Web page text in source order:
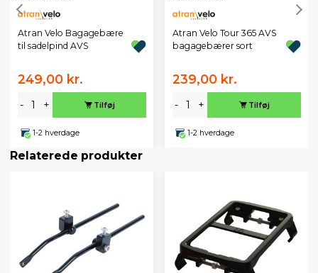
Atran Velo Bagagebære
til sadelpind AVS
249,00 kr.
- + Tilføj
1-2 hverdage
Atran Velo Tour 365 AVS
bagagebærer sort
239,00 kr.
- + Tilføj
1-2 hverdage
Relaterede produkter